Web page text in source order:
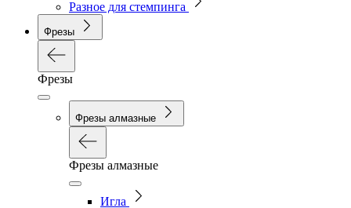
Разное для стемпинга
Фрезы
Фрезы
Фрезы алмазные
Фрезы алмазные
Игла